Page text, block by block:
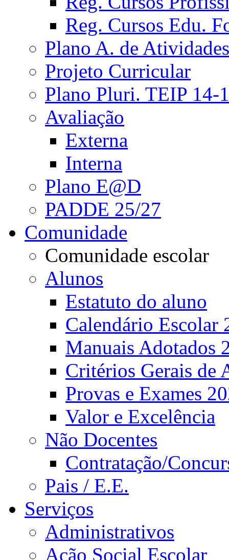
Reg. Cursos Edu.
Plano A. de Atividades
Projeto Curricular
Plano Pluri. TEIP 14-
Avaliação
Externa
Interna
Plano E@D
PADDE 25/27
Comunidade
Comunidade escolar
Alunos
Estatuto do aluno
Calendário Escolar
Manuais Adotados
Critérios Gerais de
Provas e Exames
Valor e Excelência
Não Docentes
Contratação/
Pais / E.E.
Serviços
Administrativos
Ação Social Escolar